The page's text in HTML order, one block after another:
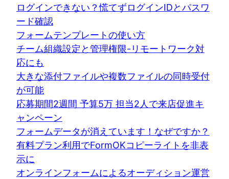
ログインできない？慌てずログインIDとパスワ
ード確認
フォームテンプレートの使い方
チーム組織設定と管理権限-リモートワーク対
応にも
大きな添付ファイルや複数ファイルの同時受付
が可能
応募期間2週間 予算5万 担当2人で来店促進キ
ャンペーン
フォームデータが消えています！なぜですか？
有料プラン利用でFormOKコピーライトを非表
示に
オンラインフォームによるオーディション運営